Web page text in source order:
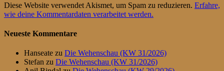
Diese Website verwendet Akismet, um Spam zu reduzieren. Erfahre,
wie deine Kommentardaten verarbeitet werden.
Neueste Kommentare
Hanseate zu Die Wehenschau (KW 31/2026)
Stefan zu Die Wehenschau (KW 31/2026)